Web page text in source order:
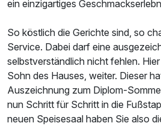
Ausstattung
Für 4 Tage
ein einzigartiges
So köstlich die Gerichte sind, so
Service. Dabei darf eine
selbstverständlich nicht fehlen.
Sohn des Hauses, weiter. Dieser
Auszeichnung zum Diplom-
nun Schritt für Schritt in die
neuen Speisesaal haben Sie also